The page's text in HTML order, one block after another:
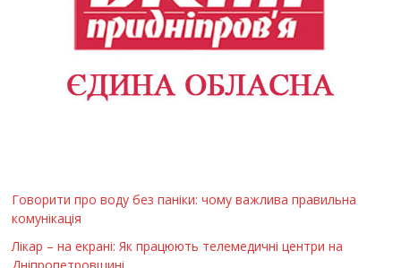
Говорити про воду без паніки: чому важлива правильна
комунікація
Лікар – на екрані: Як працюють телемедичні центри на